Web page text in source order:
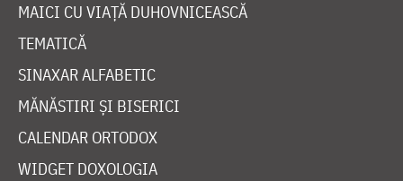
MAICI CU VIAȚĂ DUHOVNICEASCĂ
TEMATICĂ
SINAXAR ALFABETIC
MĂNĂSTIRI ȘI BISERICI
CALENDAR ORTODOX
WIDGET DOXOLOGIA